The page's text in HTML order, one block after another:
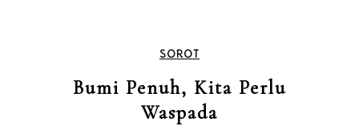
SOROT
Bumi Penuh, Kita Perlu
Waspada